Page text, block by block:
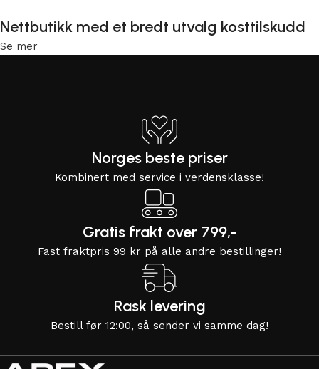
Nettbutikk med et bredt utvalg kosttilskudd
Se mer
Norges beste priser
Kombinert med service i verdensklasse!
Gratis frakt over 799,-
Fast fraktpris 99 kr på alle andre bestillinger!
Rask levering
Bestill før 12:00, så sender vi samme dag!